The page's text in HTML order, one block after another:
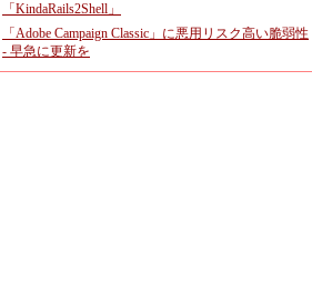
「KindaRails2Shell」
「Adobe Campaign Classic」に悪用リスク高い脆弱性
- 早急に更新を